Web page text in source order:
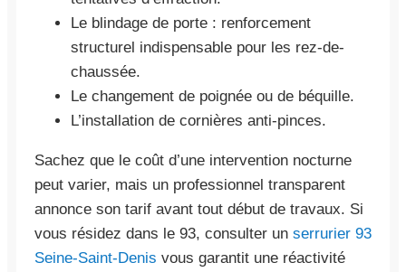
Le blindage de porte : renforcement
structurel indispensable pour les rez-de-
chaussée.
Le changement de poignée ou de béquille.
L’installation de cornières anti-pinces.
Sachez que le coût d’une intervention nocturne
peut varier, mais un professionnel transparent
annonce son tarif avant tout début de travaux. Si
vous résidez dans le 93, consulter un serrurier 93
Seine-Saint-Denis vous garantit une réactivité